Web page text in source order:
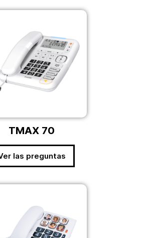
TMAX 70
las preguntas